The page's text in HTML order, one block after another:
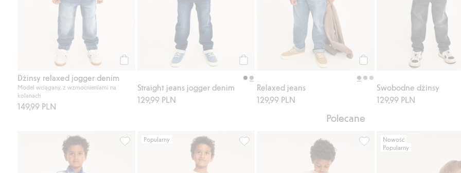
Dżinsy relaxed jogger denim
Model wciągany, z wzmocnieniami na
kolanach
149,99 PLN
Straight jeans jogger denim
129,99 PLN
Relaxed jeans
129,99 PLN
Swobodne dżinsy
129,99 PLN
Polecane
Straight jeans jogger denim, Dodaj do listy ulubione
Popularny
Spodnie dresowe ze wzmocnionymi kolanami, Dodaj do listy
Bojówki z elastycznego
Nowość
Popularny